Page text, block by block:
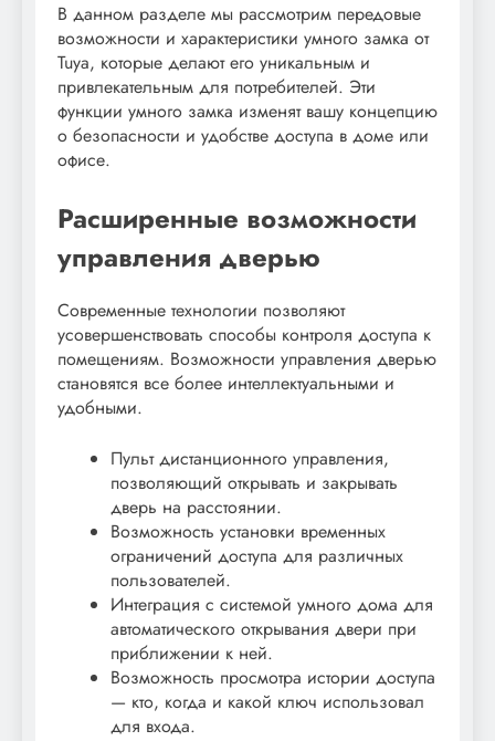
В данном разделе мы рассмотрим передовые
возможности и характеристики умного замка от
Tuya, которые делают его уникальным и
привлекательным для потребителей. Эти
функции умного замка изменят вашу концепцию
о безопасности и удобстве доступа в доме или
офисе.
Расширенные возможности
управления дверью
Современные технологии позволяют
усовершенствовать способы контроля доступа к
помещениям. Возможности управления дверью
становятся все более интеллектуальными и
удобными.
Пульт дистанционного управления,
позволяющий открывать и закрывать
дверь на расстоянии.
Возможность установки временных
ограничений доступа для различных
пользователей.
Интеграция с системой умного дома для
автоматического открывания двери при
приближении к ней.
Возможность просмотра истории доступа
— кто, когда и какой ключ использовал
для входа.